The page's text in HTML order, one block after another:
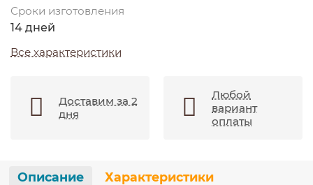
Сроки изготовления
14 дней
Все характеристики
Доставим за 2
дня
Любой
вариант
оплаты
Описание Характеристики